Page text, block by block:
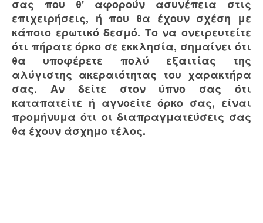
σας που θ' αφορούν ασυνέπεια στις
επιχειρήσεις, ή που θα έχουν σχέση με
κάποιο ερωτικό δεσμό. Το να ονειρευτείτε
ότι πήρατε όρκο σε εκκλησία, σημαίνει ότι
θα υποφέρετε πολύ εξαιτίας της
αλύγιστης ακεραιότητας του χαρακτήρα
σας. Αν δείτε στον ύπνο σας ότι
καταπατείτε ή αγνοείτε όρκο σας, είναι
προμήνυμα ότι οι διαπραγματεύσεις σας
θα έχουν άσχημο τέλος.